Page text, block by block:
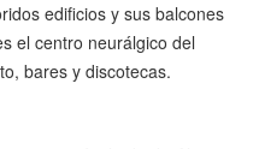
edificios y sus balcones
el centro neurálgico del
bares y discotecas.